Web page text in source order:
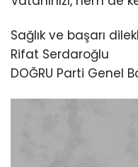
Sağlık ve başarı
Rifat Serdaroğlu
DOĞRU Parti Genel